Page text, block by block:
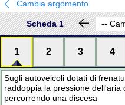
Cambia argomento
Scheda 1
1 2 3 4
Sugli autoveicoli dotati di
raddoppia la pressione
percorrendo una discesa